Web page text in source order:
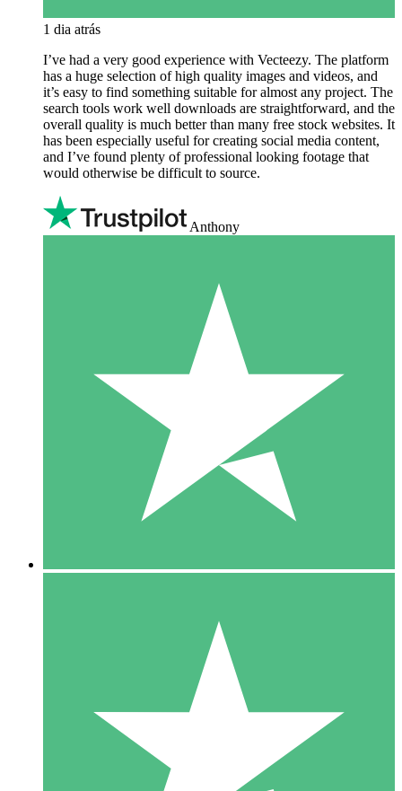
1 dia atrás
I’ve had a very good experience with Vecteezy. The platform
has a huge selection of high quality images and videos, and
it’s easy to find something suitable for almost any project. The
search tools work well downloads are straightforward, and the
overall quality is much better than many free stock websites. It
has been especially useful for creating social media content,
and I’ve found plenty of professional looking footage that
would otherwise be difficult to source.
Anthony